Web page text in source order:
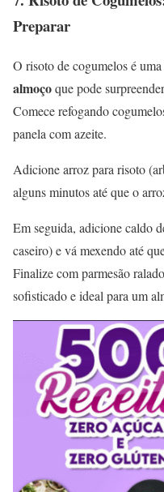
Preparar
O risoto de cogumelos é uma
almoçoque pode
Comece refogando
panela com azeite.
Adicione arroz para risoto
alguns minutos até que o
Em seguida, adicione caldo
caseiro) e vá mexendo até
Finalize com parmesão
sofisticado e ideal para um